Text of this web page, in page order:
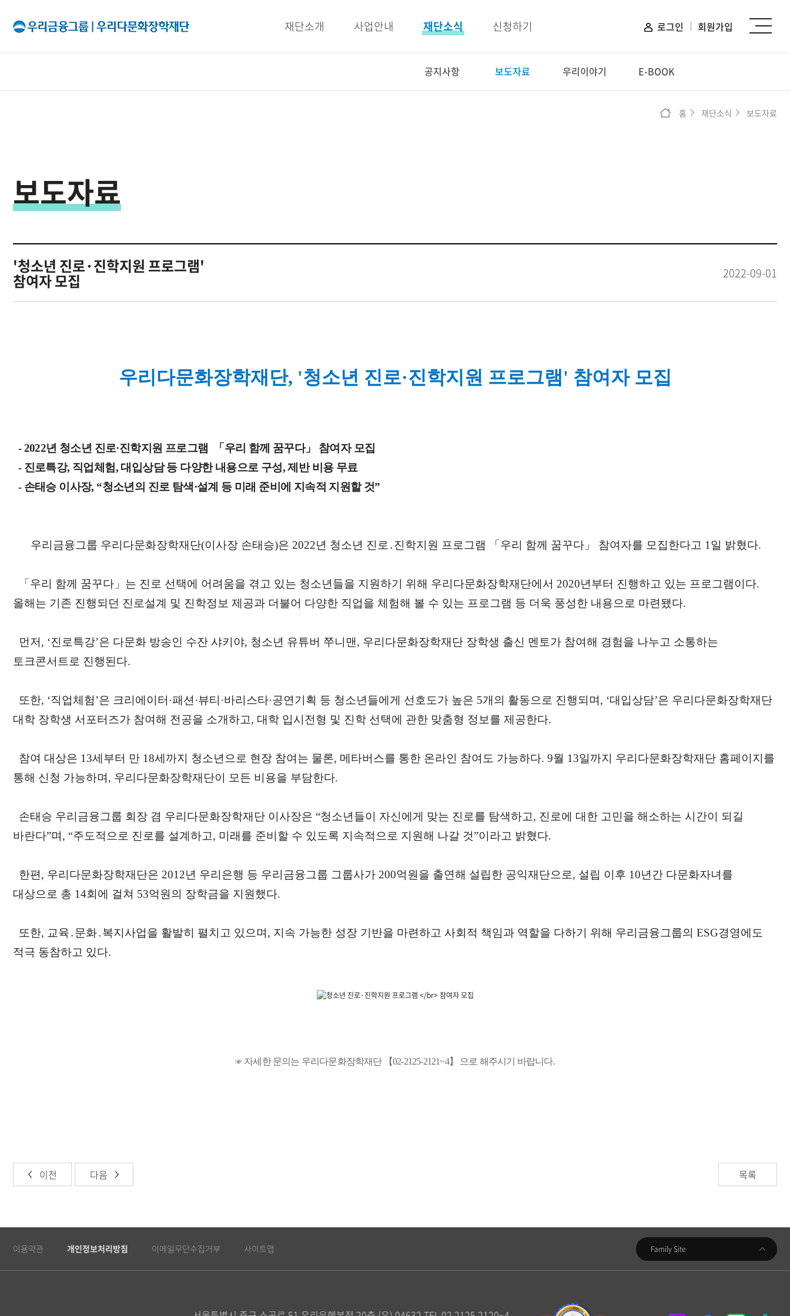
재단소개 사업안내 재단소식 신청하기 로그인 회원가입
투명경영
공지사항 보도자료 우리이야기 E-BOOK
홈 재단소식 보도자료
보도자료
'청소년 진로·진학지원 프로그램'
참여자 모집 2022-09-01
우리다문화장학재단, '청소년 진로·진학지원 프로그램' 참여자 모집
-2022년 청소년 진로·진학지원 프로그램 「우리 함께 꿈꾸다」 참여자 모집
- 진로특강, 직업체험, 대입상담 등 다양한 내용으로 구성, 제반 비용 무료
- 손태승 이사장, “청소년의 진로 탐색·설계 등 미래 준비에 지속적 지원할 것”
우리금융그룹 우리다문화장학재단(이사장 손태승)은 2022년 청소년 진로․진학지원 프로그램 「우리 함께 꿈꾸다」 참여자를 모집한다고 1일 밝혔다.
「우리 함께 꿈꾸다」는 진로 선택에 어려움을 겪고 있는 청소년들을 지원하기 위해 우리다문화장학재단에서 2020년부터 진행하고 있는 프로그램이다.
올해는 기존 진행되던 진로설계 및 진학정보 제공과 더불어 다양한 직업을 체험해 볼 수 있는 프로그램 등 더욱 풍성한 내용으로 마련됐다.
먼저, ‘진로특강’은 다문화 방송인 수잔 샤키야, 청소년 유튜버 쭈니맨, 우리다문화장학재단 장학생 출신 멘토가 참여해 경험을 나누고 소통하는
토크콘서트로 진행된다.
또한, ‘직업체험’은 크리에이터·패션·뷰티·바리스타·공연기획 등 청소년들에게 선호도가 높은 5개의 활동으로 진행되며, ‘대입상담’은 우리다문화장학재단
대학 장학생 서포터즈가 참여해 전공을 소개하고, 대학 입시전형 및 진학 선택에 관한 맞춤형 정보를 제공한다.
참여 대상은 13세부터 만 18세까지 청소년으로 현장 참여는 물론, 메타버스를 통한 온라인 참여도 가능하다. 9월 13일까지 우리다문화장학재단 홈페이지를
통해 신청 가능하며, 우리다문화장학재단이 모든 비용을 부담한다.
손태승 우리금융그룹 회장 겸 우리다문화장학재단 이사장은 “청소년들이 자신에게 맞는 진로를 탐색하고, 진로에 대한 고민을 해소하는 시간이 되길
바란다”며, “주도적으로 진로를 설계하고, 미래를 준비할 수 있도록 지속적으로 지원해 나갈 것”이라고 밝혔다.
한편, 우리다문화장학재단은 2012년 우리은행 등 우리금융그룹 그룹사가 200억원을 출연해 설립한 공익재단으로, 설립 이후 10년간 다문화자녀를
대상으로 총 14회에 걸쳐 53억원의 장학금을 지원했다.
또한, 교육․문화․복지사업을 활발히 펼치고 있으며, 지속 가능한 성장 기반을 마련하고 사회적 책임과 역할을 다하기 위해 우리금융그룹의 ESG경영에도
적극 동참하고 있다.
☞ 자세한 문의는 우리다문화장학재단 【02-2125-2121~4】 으로 해주시기 바랍니다.
이전 다음 목록
이용약관 개인정보처리방침 이메일무단수집거부 사이트맵 Family Site
우리금융지주
우리은행